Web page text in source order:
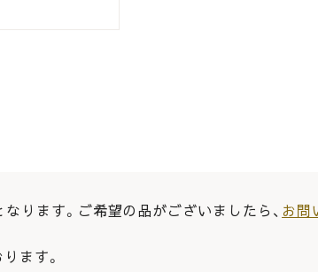
ります。ご希望の品がございましたら、 お問
ます。